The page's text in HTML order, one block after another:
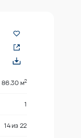
86.30 м2
1
14из 22